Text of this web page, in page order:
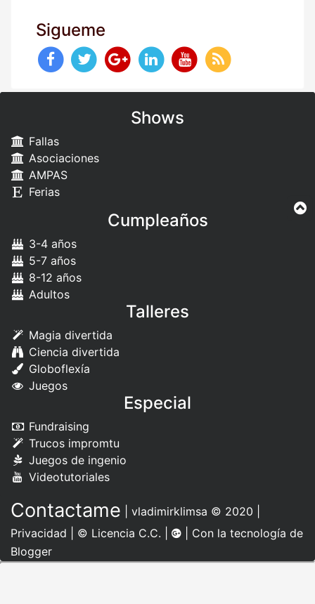
Sigueme
Shows
Fallas
Asociaciones
AMPAS
Ferias
Cumpleaños
3-4 años
5-7 años
8-12 años
Adultos
Talleres
Magia divertida
Ciencia divertida
Globoflexía
Juegos
Especial
Fundraising
Trucos impromtu
Juegos de ingenio
Videotutoriales
Contactame vladimirklimsa © 2020 |
Privacidad
© Licencia C.C.
| Con la tecnología de
Blogger